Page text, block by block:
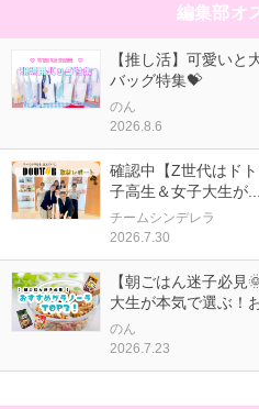
編集部オ
【推し活】可愛いと
バッグ特集💝
のん
2026.8.6
確認中【Z世代はド
子高生＆女子大生が...
チームシンデレラ
2026.7.30
【朝ごはん迷子必見
大生が本気で選ぶ！お
のん
2026.7.23